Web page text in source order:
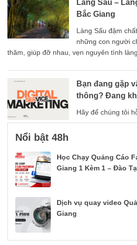
Làng Sấu –
Bắc Giang
Làng Sấu đậm
những con người
thăm, giúp đỡ nhau, vẹn nguyên tình
Bạn đang gặp
thông? Đang
thế nào?
Hãy để chúng tôi
Nổi bật 48h
Học Chạy Quảng Cáo
Giang 1 Kèm 1 – Đào
Dịch vụ quay video
Giang